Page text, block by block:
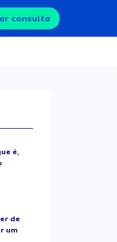
consulta
é,
de
um